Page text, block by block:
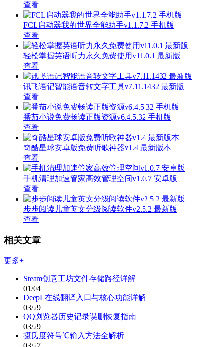
查看
FCL启动器我的世界全能助手v1.1.7.2 手机版
查看
轻松掌握英语听力永久免费使用v11.0.1 最新版
查看
讯飞语记智能语音转文字工具v7.11.1432 最新版
查看
番茄小说免费畅读正版资源v6.4.5.32 手机版
查看
奇酷星球安卓版免费听歌神器v1.4 最新版本
查看
手机清理加速管家高效管理空间v1.0.7 安卓版
查看
步步阅读儿童英文分级阅读软件v2.5.2 最新版
查看
相关文章
更多+
Steam创意工坊文件存储路径详解
01/04
DeepL在线翻译入口与核心功能详解
03/29
QQ浏览器历史记录误删恢复指南
03/29
摄氏度符号℃输入方法全解析
03/27